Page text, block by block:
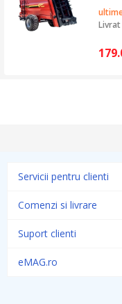
Servicii pentru clienti
Comenzi si livrare
Suport clienti
eMAG.ro